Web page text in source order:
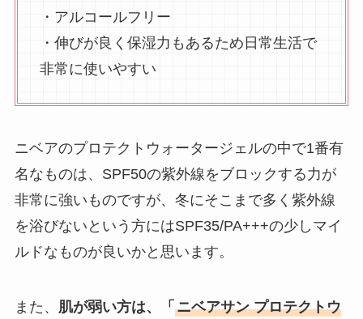
・アルコールフリー
・伸びが良く保湿力もあるため日常生活で
非常に使いやすい
ニベアのプロテクトウォータージェルの中で1番有
名なものは、SPF50の紫外線をブロックする力が
非常に強いものですが、冬にそこまで多く紫外線
を浴びないという方にはSPF35/PA+++の少しマイ
ルドなものが良いかと思います。
また、 肌が弱い方は、「 ニベアサン プロテクトウ